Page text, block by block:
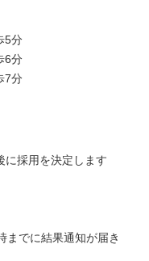
5分
6分
7分
に採用を決定します
までに結果通知が届き